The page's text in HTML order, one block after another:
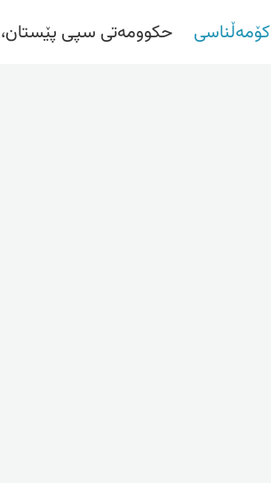
کۆمەڵناسی حکوومەتی سپی